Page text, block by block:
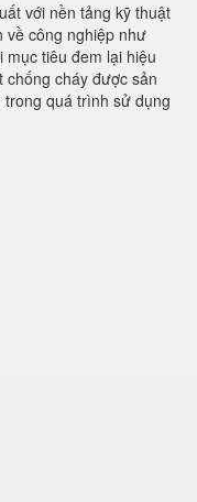
với nền tảng kỹ thuật
về công nghiệp như
mục tiêu đem lại hiệu
chống cháy được sản
quá trình sử dụng